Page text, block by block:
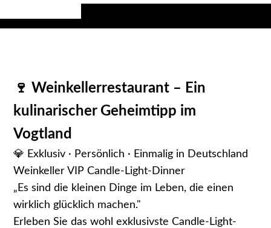
🍷 Weinkellerrestaurant – Ein
kulinarischer Geheimtipp im
Vogtland
💎 Exklusiv · Persönlich · Einmalig in Deutschland
Weinkeller VIP Candle-Light-Dinner
„Es sind die kleinen Dinge im Leben, die einen
wirklich glücklich machen."
Erleben Sie das wohl exklusivste Candle-Light-